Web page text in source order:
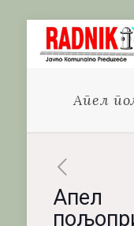
Апел
Апел